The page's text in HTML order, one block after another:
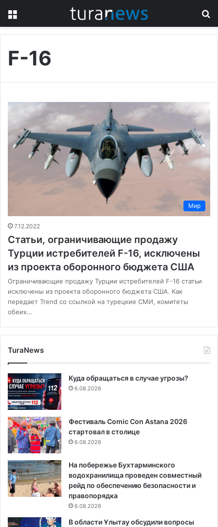
F-16
Мир
7.12.2022
Статьи, ограничивающие продажу
Турции истребителей F-16, исключены
из проекта оборонного бюджета США
Ограничивающие продажу Турции истребителей F-16 статьи
исключены из проекта оборонного бюджета США. Как
передает Trend со ссылкой на турецкие СМИ, комитеты
обеих…
TuraNews
Куда обращаться в случае угрозы?
6.08.2026
Фестиваль Comic Con Astana 2026
стартовал в столице
6.08.2026
На побережье Бухтарминского
водохранилища проведен совместный
рейд по обеспечению безопасности и
правопорядка
6.08.2026
В области Ұлытау обсудили вопросы